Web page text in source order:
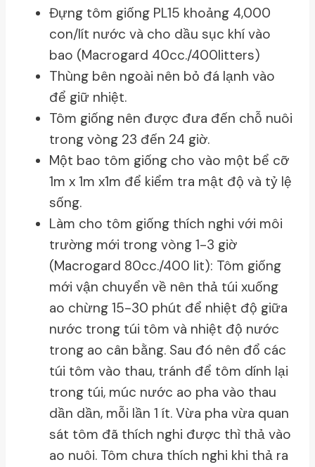
Đựng tôm giống PL15 khoảng 4,000
con/lít nước và cho dầu sục khí vào
bao (Macrogard 40cc./400litters)
Thùng bên ngoài nên bỏ đá lạnh vào
để giữ nhiệt.
Tôm giống nên được đưa đến chỗ nuôi
trong vòng 23 đến 24 giờ.
Một bao tôm giống cho vào một bể cỡ
1m x 1m x1m để kiểm tra mật độ và tỷ lệ
sống.
Làm cho tôm giống thích nghi với môi
trường mới trong vòng 1-3 giờ
(Macrogard 80cc./400 lit): Tôm giống
mới vận chuyển về nên thả túi xuống
ao chừng 15-30 phút để nhiệt độ giữa
nước trong túi tôm và nhiệt độ nước
trong ao cân bằng. Sau đó nên đổ các
túi tôm vào thau, tránh để tôm dính lại
trong túi, múc nước ao pha vào thau
dần dần, mỗi lần 1 ít. Vừa pha vừa quan
sát tôm đã thích nghi được thì thả vào
ao nuôi. Tôm chưa thích nghi khi thả ra